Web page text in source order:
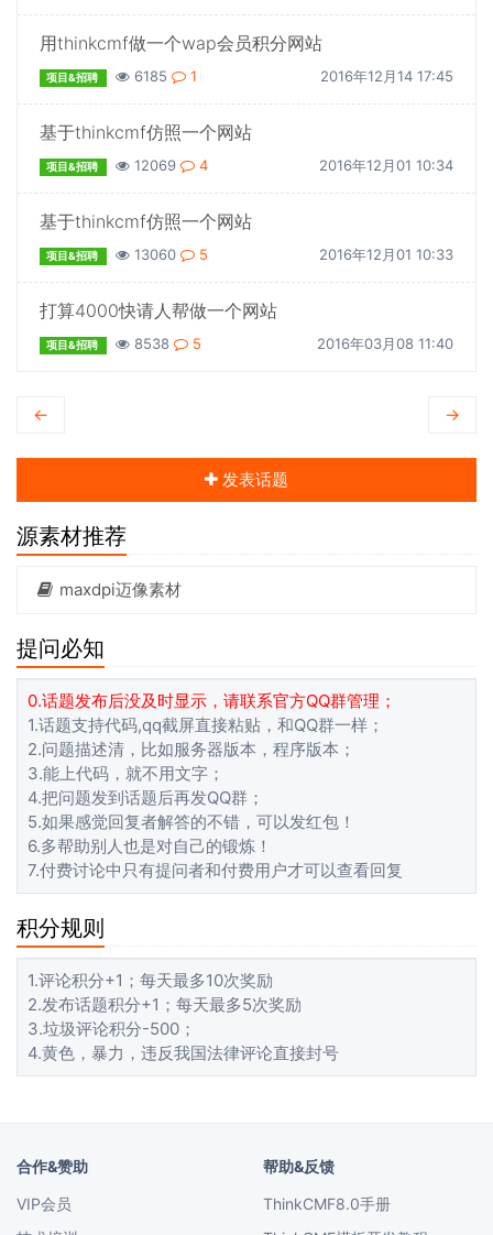
用thinkcmf做一个wap会员积分网站
项目&招聘 6185 1 2016年12月14 17:45
基于thinkcmf仿照一个网站
项目&招聘 12069 4 2016年12月01 10:34
基于thinkcmf仿照一个网站
项目&招聘 13060 5 2016年12月01 10:33
打算4000快请人帮做一个网站
项目&招聘 8538 5 2016年03月08 11:40
← →
发表话题
源素材推荐
maxdpi迈像素材
提问必知
0.话题发布后没及时显示，请联系官方QQ群管理；
1.话题支持代码,qq截屏直接粘贴，和QQ群一样；
2.问题描述清，比如服务器版本，程序版本；
3.能上代码，就不用文字；
4.把问题发到话题后再发QQ群；
5.如果感觉回复者解答的不错，可以发红包！
6.多帮助别人也是对自己的锻炼！
7.付费讨论中只有提问者和付费用户才可以查看回复
积分规则
1.评论积分+1；每天最多10次奖励
2.发布话题积分+1；每天最多5次奖励
3.垃圾评论积分-500；
4.黄色，暴力，违反我国法律评论直接封号
合作&赞助
VIP会员
帮助&反馈
ThinkCMF8.0手册